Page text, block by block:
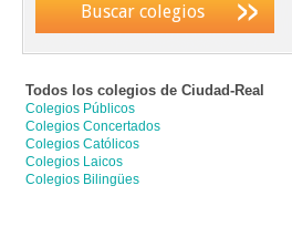
Buscar colegios
Todos los colegios de Ciudad-Real
Colegios Públicos
Colegios Concertados
Colegios Católicos
Colegios Laicos
Colegios Bilingües